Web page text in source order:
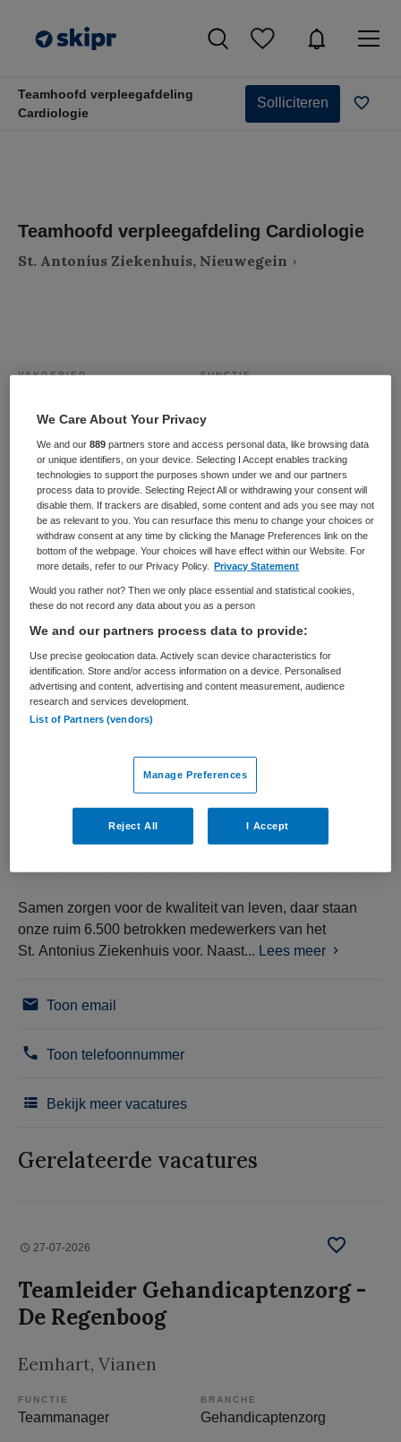
Teamhoofd verpleegafdeling
Cardiologie
Solliciteren
Teamhoofd verpleegafdeling Cardiologie
St. Antonius Ziekenhuis, Nieuwegein
VAKGEBIED FUNCTIE
Ziekenhuis
AANSTELLING
Tijdelijk dienstverband
PLAATSINGSDATUM
9 januari 2026 HBO
ERVARING
Senior
DIENSTVERBAND
Fulltime
Vacature niet beschikbaar
Deze vacature Teamhoofd verpleegafdeling Cardiologie
bij St. Antonius Ziekenhuis is niet meer actueel.
Hieronder staan enkele vergelijkbare vacatures die voor
u wellicht interessant zijn.
Samen zorgen voor de kwaliteit van leven, daar staan
onze ruim 6.500 betrokken medewerkers van het
St. Antonius Ziekenhuis voor. Naast... Lees meer
Toon email
Toon telefoonnummer
Bekijk meer vacatures
Gerelateerde vacatures
27-07-2026
Teamleider Gehandicaptenzorg -
De Regenboog
Eemhart, Vianen
FUNCTIE
Teammanager
BRANCHE
Gehandicaptenzorg
We Care About Your Privacy
We and our889 partners store and access personal data, like browsing data
or unique identifiers, on your device. Selecting I Accept enables tracking
technologies to support the purposes shown under we and our partners
process data to provide. Selecting Reject All or withdrawing your consent will
disable them. If trackers are disabled, some content and ads you see may not
be as relevant to you. You can resurface this menu to change your choices or
withdraw consent at any time by clicking the Manage Preferences link on the
bottom of the webpage. Your choices will have effect within our Website. For
more details, refer to our Privacy Policy.
Privacy Statement
Would you rather not? Then we only place essential and statistical cookies,
these do not record any data about you as a person
We and our partners process data to provide:
Use precise geolocation data. Actively scan device characteristics for
identification. Store and/or access information on a device. Personalised
advertising and content, advertising and content measurement, audience
research and services development.
List of Partners (vendors)
Manage Preferences
Reject All I Accept